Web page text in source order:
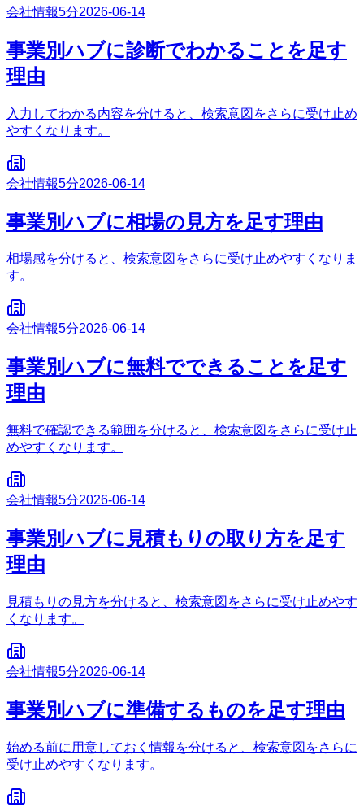
会社情報5分2026-06-14
事業別ハブに診断でわかることを足す
理由
入力してわかる内容を分けると、検索意図をさらに受け止め
やすくなります。
会社情報5分2026-06-14
事業別ハブに相場の見方を足す理由
相場感を分けると、検索意図をさらに受け止めやすくなりま
す。
会社情報5分2026-06-14
事業別ハブに無料でできることを足す
理由
無料で確認できる範囲を分けると、検索意図をさらに受け止
めやすくなります。
会社情報5分2026-06-14
事業別ハブに見積もりの取り方を足す
理由
見積もりの見方を分けると、検索意図をさらに受け止めやす
くなります。
会社情報5分2026-06-14
事業別ハブに準備するものを足す理由
始める前に用意しておく情報を分けると、検索意図をさらに
受け止めやすくなります。